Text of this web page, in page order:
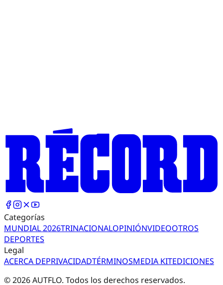
Categorías
MUNDIAL 2026TRINACIONALOPINIÓNVIDEOOTROS
DEPORTES
Legal
ACERCA DEPRIVACIDADTÉRMINOSMEDIA KITEDICIONES
©2026AUTFLO. Todos los derechos reservados.